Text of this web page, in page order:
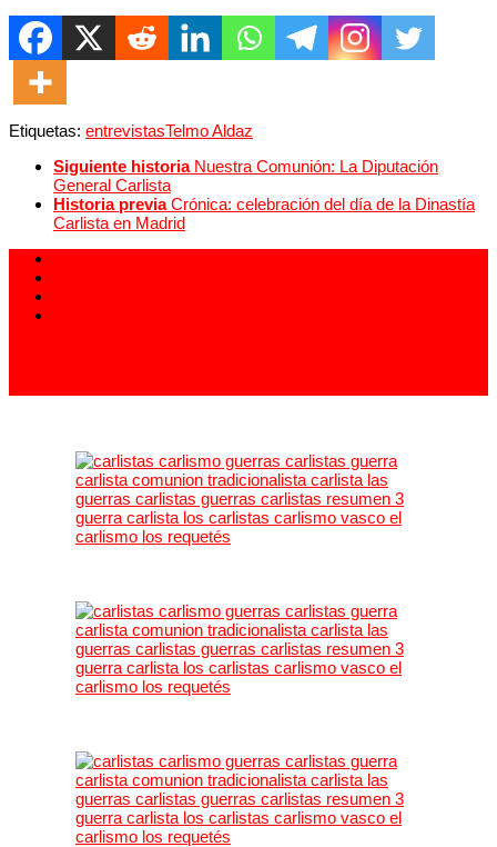
Etiquetas: entrevistasTelmo Aldaz
Siguiente historia Nuestra Comunión: La Diputación
General Carlista
Historia previa Crónica: celebración del día de la Dinastía
Carlista en Madrid